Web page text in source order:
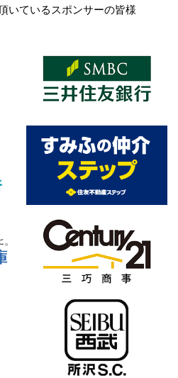
いているスポンサーの皆様